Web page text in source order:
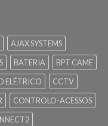
AJAX SYSTEMS
BATERIA
BPT CAME
ELÉTRICO
CCTV
CONTROLO-ACESSOS